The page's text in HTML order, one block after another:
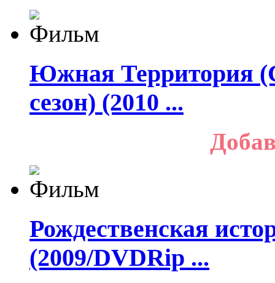
Южная Территория
сезон) (2010 ...
Рождественская
(2009/DVDRip ...